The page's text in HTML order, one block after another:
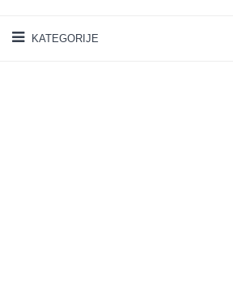
KATEGORIJE